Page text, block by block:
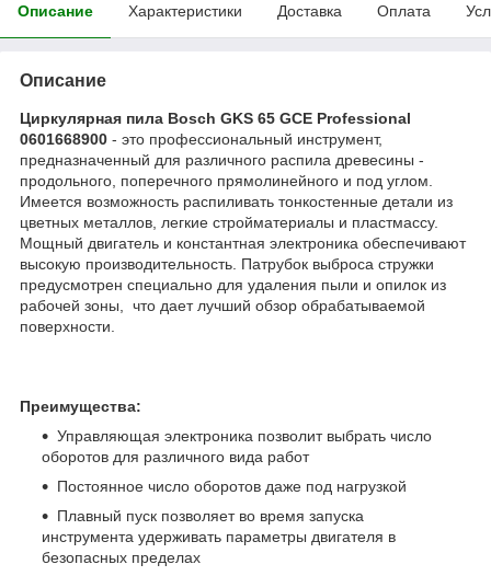
Описание Характеристики Доставка Оплата
Описание
Циркулярная пила Bosch GKS 65 GCE Professional
0601668900 - это профессиональный инструмент,
предназначенный для различного распила древесины -
продольного, поперечного прямолинейного и под углом.
Имеется возможность распиливать тонкостенные детали из
цветных металлов, легкие стройматериалы и пластмассу.
Мощный двигатель и константная электроника обеспечивают
высокую производительность. Патрубок выброса стружки
предусмотрен специально для удаления пыли и опилок из
рабочей зоны, что дает лучший обзор обрабатываемой
поверхности.
Преимущества:
Управляющая электроника позволит выбрать число
оборотов для различного вида работ
Постоянное число оборотов даже под нагрузкой
Плавный пуск позволяет во время запуска
инструмента удерживать параметры двигателя в
безопасных пределах